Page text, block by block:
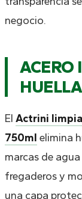
negocio.
ACERO
El Actrini
750ml elimina
marcas de
fregaderos y
una capa